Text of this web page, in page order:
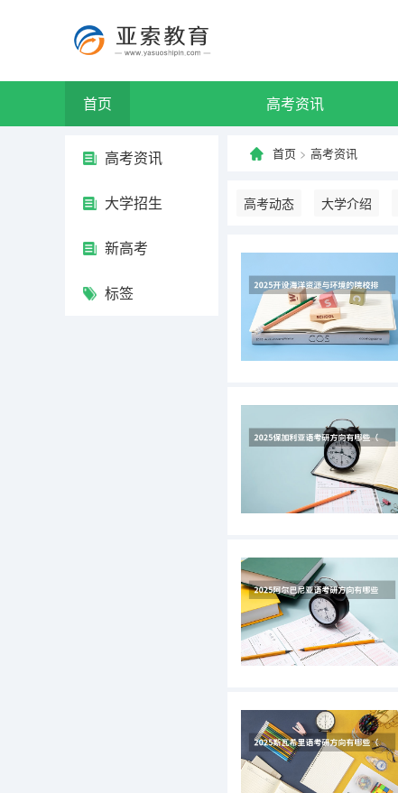
首页 高考资讯
高考资讯
大学招生
新高考
标签
首页 > 高考资讯
高考动态 大学介绍